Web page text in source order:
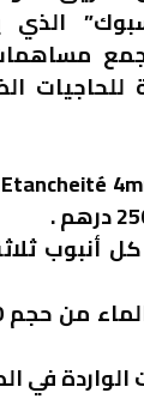
الذي